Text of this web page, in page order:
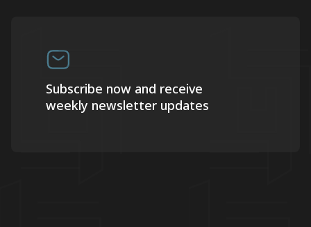
Subscribe now and receive
weekly newsletter updates